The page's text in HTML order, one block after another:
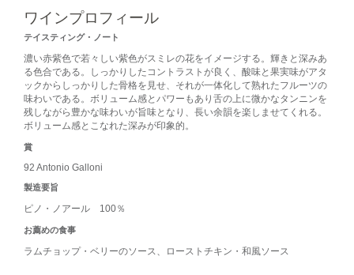
ワインプロフィール
テイスティング・ノート
濃い赤紫色で若々しい紫色がスミレの花をイメージする。輝きと深みあ
る色合である。しっかりしたコントラストが良く、酸味と果実味がアタ
ックからしっかりした骨格を見せ、それが一体化して熟れたフルーツの
味わいである。ボリューム感とパワーもあり舌の上に微かなタンニンを
残しながら豊かな味わいが旨味となり、長い余韻を楽しませてくれる。
ボリューム感とこなれた深みが印象的。
賞
92 Antonio Galloni
製造要旨
ピノ・ノアール 100％
お薦めの食事
ラムチョップ・ベリーのソース、ローストチキン・和風ソース